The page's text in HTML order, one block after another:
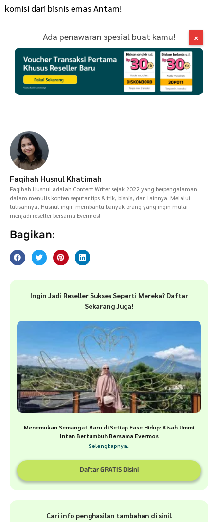
komisi dari bisnis emas Antam!
×
Ada penawaran spesial buat kamu!
Faqihah Husnul Khatimah
Faqihah Husnul adalah Content Writer sejak 2022 yang berpengalaman
dalam menulis konten seputar tips & trik, bisnis, dan lainnya. Melalui
tulisannya, Husnul ingin membantu banyak orang yang ingin mulai
menjadi reseller bersama Evermos!
Bagikan:
Ingin Jadi Reseller Sukses Seperti Mereka? Daftar
Sekarang Juga!
Menemukan Semangat Baru di Setiap Fase Hidup: Kisah Ummi
Intan Bertumbuh Bersama Evermos
Selengkapnya..
Daftar GRATIS Disini
Cari info penghasilan tambahan di sini!